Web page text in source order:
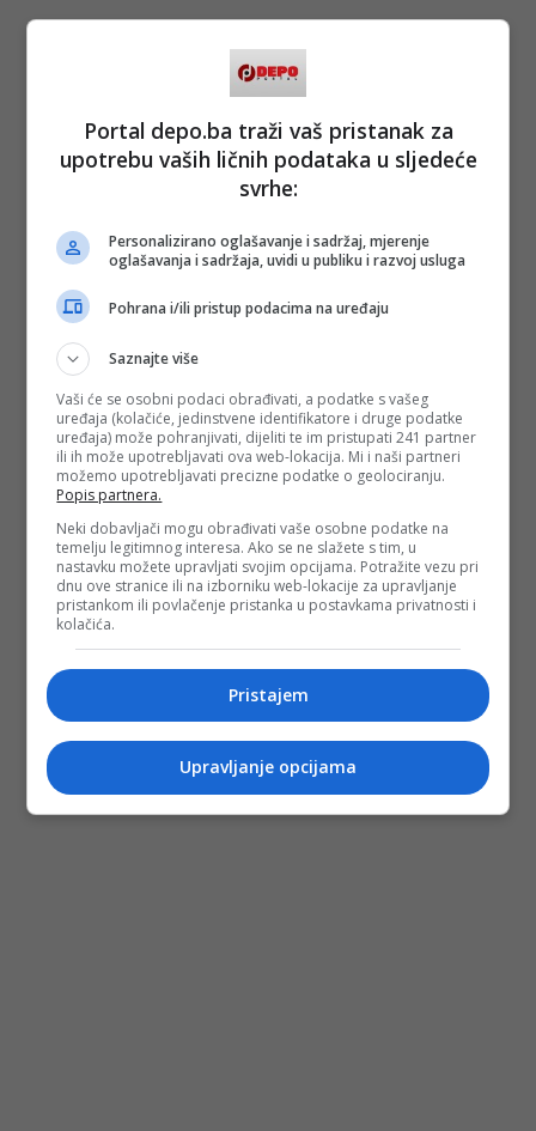
Portal depo.ba traži vaš pristanak za
upotrebu vaših ličnih podataka u sljedeće
svrhe:
Personalizirano oglašavanje i sadržaj, mjerenje
oglašavanja i sadržaja, uvidi u publiku i razvoj usluga
Pohrana i/ili pristup podacima na uređaju
Saznajte više
Vaši će se osobni podaci obrađivati, a podatke s vašeg
uređaja (kolačiće, jedinstvene identifikatore i druge podatke
uređaja) može pohranjivati, dijeliti te im pristupati 241 partner
ili ih može upotrebljavati ova web-lokacija. Mi i naši partneri
možemo upotrebljavati precizne podatke o geolociranju.
Popis partnera.
Neki dobavljači mogu obrađivati vaše osobne podatke na
temelju legitimnog interesa. Ako se ne slažete s tim, u
nastavku možete upravljati svojim opcijama. Potražite vezu pri
dnu ove stranice ili na izborniku web-lokacije za upravljanje
pristankom ili povlačenje pristanka u postavkama privatnosti i
kolačića.
Pristajem
Upravljanje opcijama